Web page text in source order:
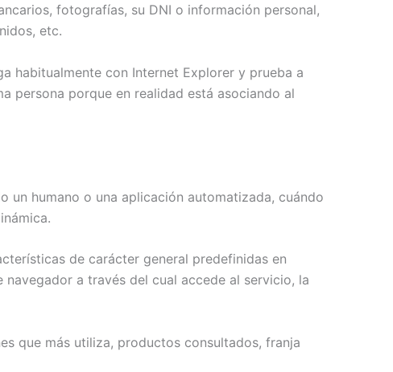
fotografías, su DNI o información personal,
etc.
habitualmente con Internet Explorer y prueba a
persona porque en realidad está asociando al
un humano o una aplicación automatizada, cuándo
de carácter general predefinidas en
a través del cual accede al servicio, la
que más utiliza, productos consultados, franja